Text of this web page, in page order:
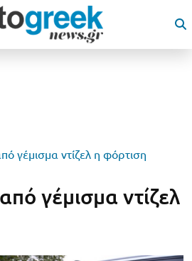
γέμισμα ντίζελ η φόρτιση
γέμισμα ντίζελ